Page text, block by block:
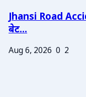
Jhansi Road
बेट...
Aug 6, 2026 0 2